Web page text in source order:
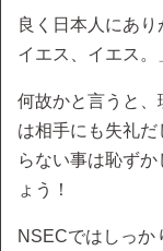
良く日本人にあり
イエス、イエス。
何故かと言うと
は相手にも失礼
らない事は恥ず
ょう！
NSECではしっか